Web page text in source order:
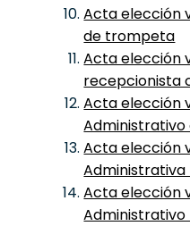
Acta elección
de trompeta
Acta elección
recepcionista
Acta elección
Administrativo
Acta elección
Administrativa
Acta elección